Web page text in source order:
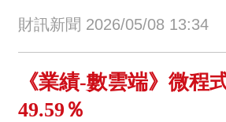
財訊新聞 2026/05/08 13:34
《業績-數雲端》微程
49.59％